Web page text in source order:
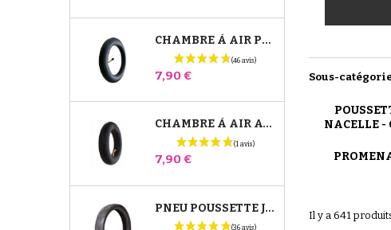
CHAMBRE À AIR POUSSETTE JANÉ SLALOM PRO ET POWERTWIN
Prix
7,90 €
CHAMBRE À AIR AVANT POUSSETTE BUGABOO DONKEY
Prix
7,90 €
PNEU POUSSETTE JANÉ SLALOM PRO ET POWERTWIN
Sous-
NACELLE -
Il y a 641